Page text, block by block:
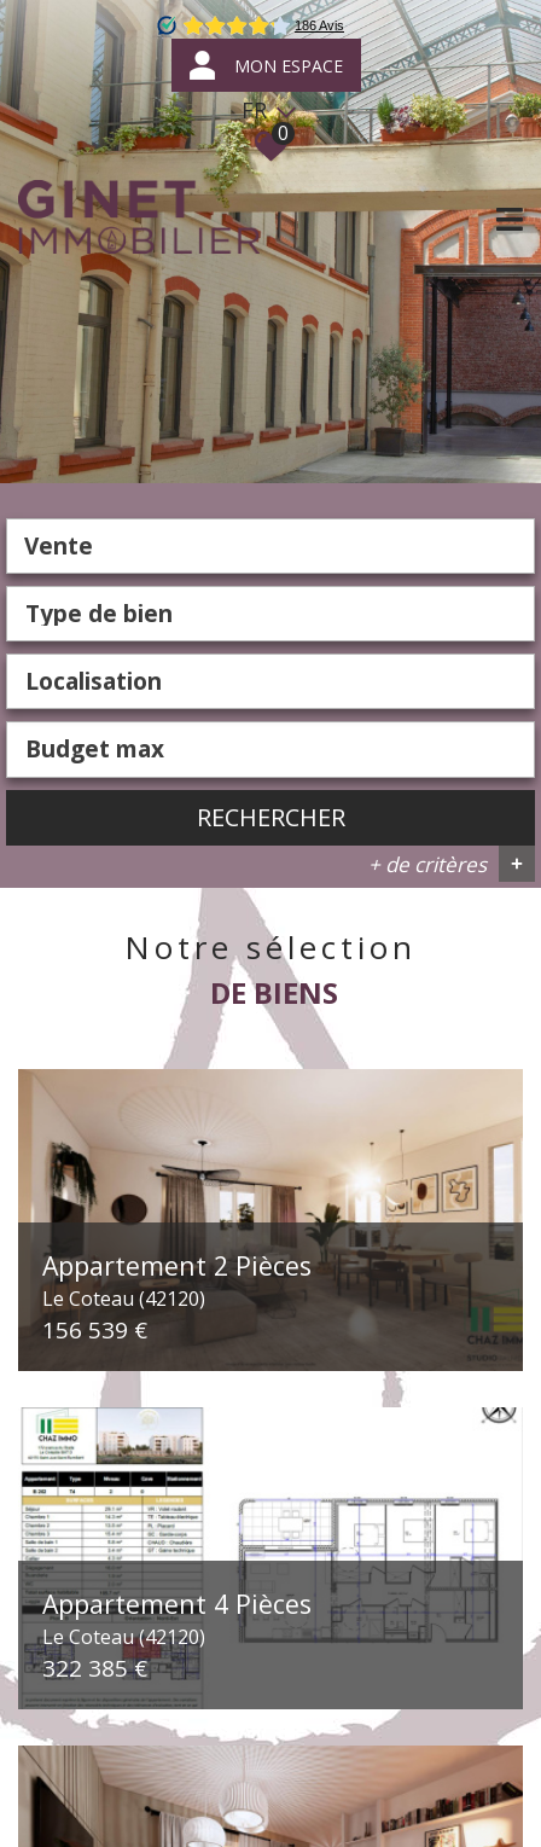
MON ESPACE
FR
0
Vente
10KM 25KM
RECHERCHER
+ de critères +
Notre sélection
DE BIENS
Appartement 2 Pièces
Le Coteau (42120)
156 539 €
Appartement 4 Pièces
Le Coteau (42120)
322 385 €